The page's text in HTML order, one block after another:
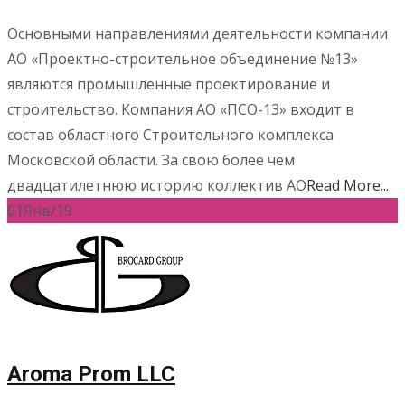
Основными направлениями деятельности компании
АО «Проектно-строительное объединение №13»
являются промышленные проектирование и
строительство. Компания АО «ПСО-13» входит в
состав областного Строительного комплекса
Московской области. За свою более чем
двадцатилетнюю историю коллектив АОRead More...
01Янв/19
Aroma Prom LLC